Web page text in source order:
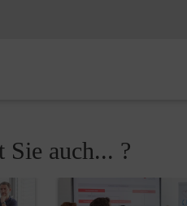
Sie auch... ?